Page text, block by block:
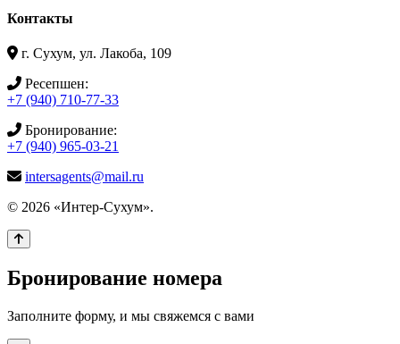
Контакты
г. Сухум, ул. Лакоба, 109
Ресепшен:
+7 (940) 710-77-33
Бронирование:
+7 (940) 965-03-21
intersagents@mail.ru
© 2026 «Интер-Сухум».
Бронирование номера
Заполните форму, и мы свяжемся с вами